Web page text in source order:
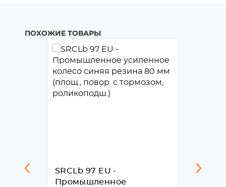
ПОХОЖИЕ ТОВАРЫ
SRCLb 97 EU -
Промышленное
SRCL